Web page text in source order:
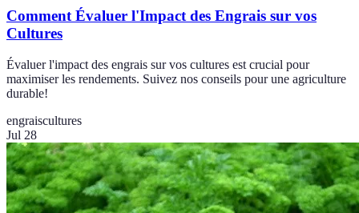
Comment Évaluer l'Impact des Engrais sur vos
Cultures
Évaluer l'impact des engrais sur vos cultures est crucial pour
maximiser les rendements. Suivez nos conseils pour une agriculture
durable!
engraiscultures
Jul 28